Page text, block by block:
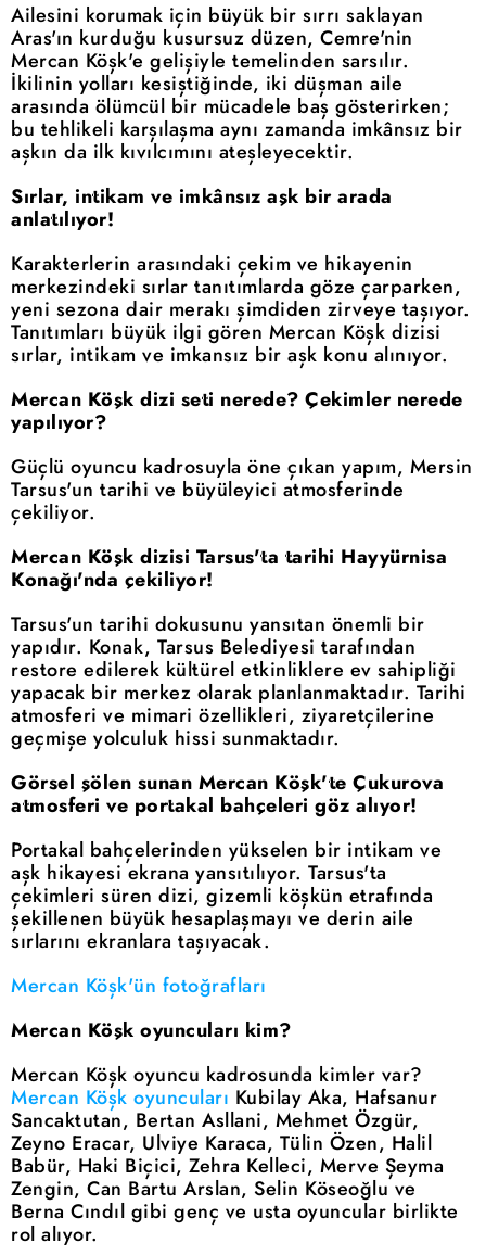
Ailesini korumak için büyük bir sırrı saklayan
Aras'ın kurduğu kusursuz düzen, Cemre'nin
Mercan Köşk'e gelişiyle temelinden sarsılır.
İkilinin yolları kesiştiğinde, iki düşman aile
arasında ölümcül bir mücadele baş gösterirken;
bu tehlikeli karşılaşma aynı zamanda imkânsız bir
aşkın da ilk kıvılcımını ateşleyecektir.
Sırlar, intikam ve imkânsız aşk bir arada
anlatılıyor!
Karakterlerin arasındaki çekim ve hikayenin
merkezindeki sırlar tanıtımlarda göze çarparken,
yeni sezona dair merakı şimdiden zirveye taşıyor.
Tanıtımları büyük ilgi gören Mercan Köşk dizisi
sırlar, intikam ve imkansız bir aşk konu alınıyor.
Mercan Köşk dizi seti nerede? Çekimler nerede
yapılıyor?
Güçlü oyuncu kadrosuyla öne çıkan yapım, Mersin
Tarsus'un tarihi ve büyüleyici atmosferinde
çekiliyor.
Mercan Köşk dizisi Tarsus'ta tarihi Hayyürnisa
Konağı'nda çekiliyor!
Tarsus'un tarihi dokusunu yansıtan önemli bir
yapıdır. Konak, Tarsus Belediyesi tarafından
restore edilerek kültürel etkinliklere ev sahipliği
yapacak bir merkez olarak planlanmaktadır. Tarihi
atmosferi ve mimari özellikleri, ziyaretçilerine
geçmişe yolculuk hissi sunmaktadır.
Görsel şölen sunan Mercan Köşk'te Çukurova
atmosferi ve portakal bahçeleri göz alıyor!
Portakal bahçelerinden yükselen bir intikam ve
aşk hikayesi ekrana yansıtılıyor. Tarsus'ta
çekimleri süren dizi, gizemli köşkün etrafında
şekillenen büyük hesaplaşmayı ve derin aile
sırlarını ekranlara taşıyacak.
Mercan Köşk'ün fotoğrafları
Mercan Köşk oyuncuları kim?
Mercan Köşk oyuncu kadrosunda kimler var?
Mercan Köşk oyuncuları Kubilay Aka, Hafsanur
Sancaktutan, Bertan Asllani, Mehmet Özgür,
Zeyno Eracar, Ulviye Karaca, Tülin Özen, Halil
Babür, Haki Biçici, Zehra Kelleci, Merve Şeyma
Zengin, Can Bartu Arslan, Selin Köseoğlu ve
Berna Cındıl gibi genç ve usta oyuncular birlikte
rol alıyor.